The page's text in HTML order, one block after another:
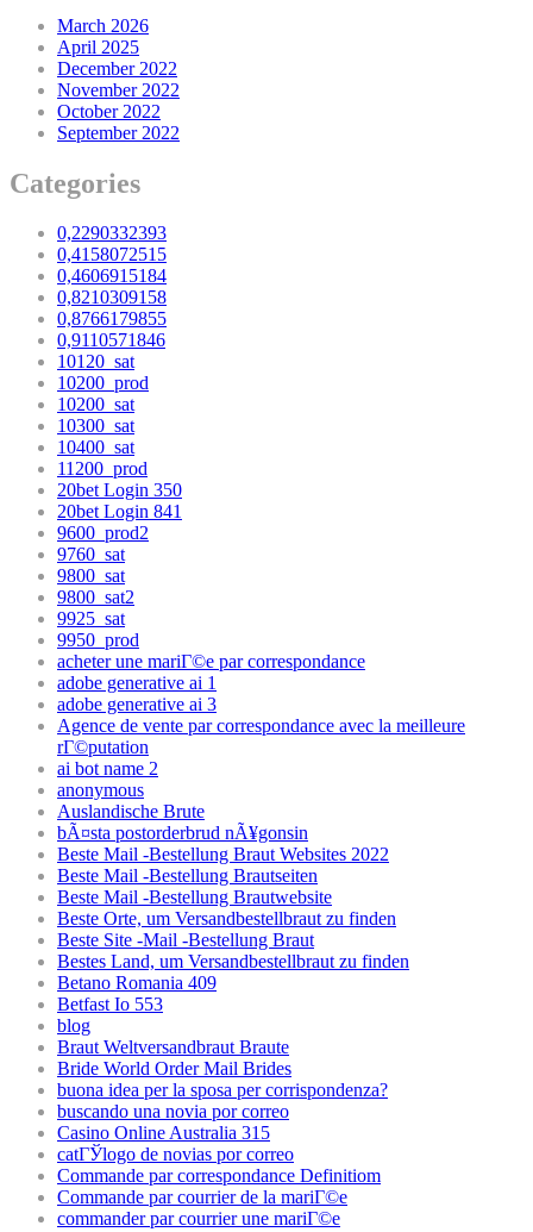
March 2026
April 2025
December 2022
November 2022
October 2022
September 2022
Categories
0,2290332393
0,4158072515
0,4606915184
0,8210309158
0,8766179855
0,9110571846
10120_sat
10200_prod
10200_sat
10300_sat
10400_sat
11200_prod
20bet Login 350
20bet Login 841
9600_prod2
9760_sat
9800_sat
9800_sat2
9925_sat
9950_prod
acheter une mariГ©e par correspondance
adobe generative ai 1
adobe generative ai 3
Agence de vente par correspondance avec la meilleure
rГ©putation
ai bot name 2
anonymous
Auslandische Brute
bÃ¤sta postorderbrud nÃ¥gonsin
Beste Mail -Bestellung Braut Websites 2022
Beste Mail -Bestellung Brautseiten
Beste Mail -Bestellung Brautwebsite
Beste Orte, um Versandbestellbraut zu finden
Beste Site -Mail -Bestellung Braut
Bestes Land, um Versandbestellbraut zu finden
Betano Romania 409
Betfast Io 553
blog
Braut Weltversandbraut Braute
Bride World Order Mail Brides
buona idea per la sposa per corrispondenza?
buscando una novia por correo
Casino Online Australia 315
catГЎlogo de novias por correo
Commande par correspondance Definitiom
Commande par courrier de la mariГ©e
commander par courrier une mariГ©e